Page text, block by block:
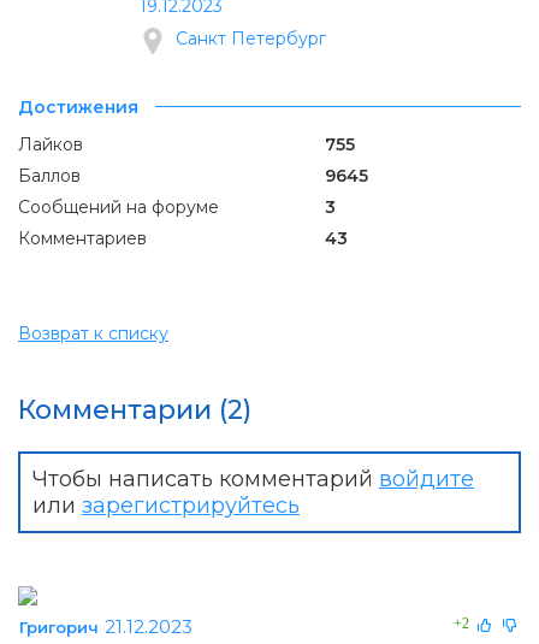
19.12.2023
Санкт Петербург
Достижения
Лайков
755
Баллов
9645
Сообщений на форуме
3
Комментариев
43
Возврат к списку
Комментарии (2)
Чтобы написать комментарий войдите
или зарегистрируйтесь
+2
Григорич 21.12.2023